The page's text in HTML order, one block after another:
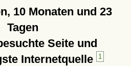
10 Monaten und 23
Tagen
Seite und
Internetquelle
1